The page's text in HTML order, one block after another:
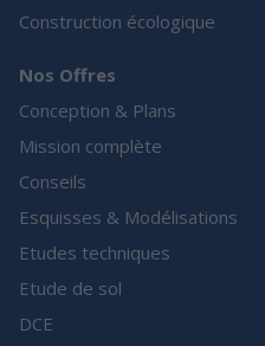
Construction écologique
Nos Offres
Conception & Plans
Mission complète
Conseils
Esquisses & Modélisations
Etudes techniques
Etude de sol
DCE